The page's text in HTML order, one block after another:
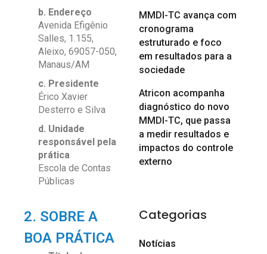
b. Endereço
Avenida Efigênio
Salles, 1.155,
Aleixo,69057-050,
Manaus/AM
c. Presidente
Érico Xavier
Desterro e Silva
d. Unidade
responsável pela
prática
Escola de Contas
Públicas
2. SOBRE A
BOA PRÁTICA
MMDI-TC avança com
cronograma
estruturado e foco
em resultados para a
sociedade
Atricon acompanha
diagnóstico do novo
MMDI-TC, que passa
a medir resultados e
impactos do controle
externo
Categorias
Notícias